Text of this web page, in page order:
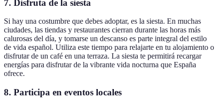
7. Disfruta de la siesta
Si hay una costumbre que debes adoptar, es la siesta. En muchas
ciudades, las tiendas y restaurantes cierran durante las horas más
calurosas del día, y tomarse un descanso es parte integral del estilo
de vida español. Utiliza este tiempo para relajarte en tu alojamiento o
disfrutar de un café en una terraza. La siesta te permitirá recargar
energías para disfrutar de la vibrante vida nocturna que España
ofrece.
8. Participa en eventos locales